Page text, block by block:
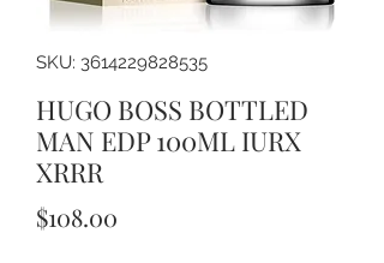
SKU: 3614229828535
HUGO BOSS BOTTLED
MAN EDP 100ML IURX
XRRR
$108.00